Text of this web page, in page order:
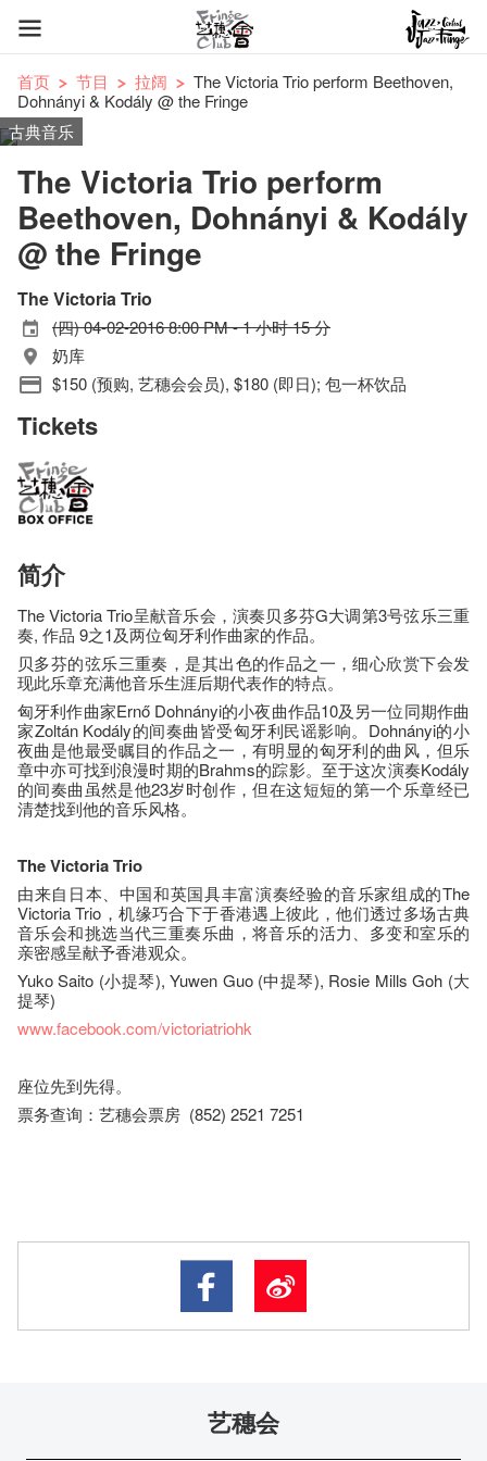
首页 节目 拉阔
The Victoria Trio perform Beethoven,
Dohnányi & Kodály @ the Fringe
古典音乐
The Victoria Trio perform
Beethoven, Dohnányi & Kodály
@ the Fringe
The Victoria Trio
(四) 04-02-2016 8:00 PM - 1 小时 15 分
奶库
$150 (预购, 艺穗会会员), $180 (即日); 包一杯饮品
Tickets
简介
The Victoria Trio呈献音乐会，演奏贝多芬G大调第3号弦乐三重
奏, 作品 9之1及两位匈牙利作曲家的作品。
贝多芬的弦乐三重奏，是其出色的作品之一，细心欣赏下会发
现此乐章充满他音乐生涯后期代表作的特点。
匈牙利作曲家Ernő Dohnányi的小夜曲作品10及另一位同期作曲
家Zoltán Kodály的间奏曲皆受匈牙利民谣影响。Dohnányi的小
夜曲是他最受瞩目的作品之一，有明显的匈牙利的曲风，但乐
章中亦可找到浪漫时期的Brahms的踪影。至于这次演奏Kodály
的间奏曲虽然是他23岁时创作，但在这短短的第一个乐章经已
清楚找到他的音乐风格。
The Victoria Trio
由来自日本、中国和英国具丰富演奏经验的音乐家组成的The
Victoria Trio，机缘巧合下于香港遇上彼此，他们透过多场古典
音乐会和挑选当代三重奏乐曲，将音乐的活力、多变和室乐的
亲密感呈献予香港观众。
Yuko Saito (小提琴), Yuwen Guo (中提琴), Rosie Mills Goh (大
提琴)
www.facebook.com/victoriatriohk
座​位​先到先得。
票务查询：艺穗会票房 (852) 2521 7251
艺穗会